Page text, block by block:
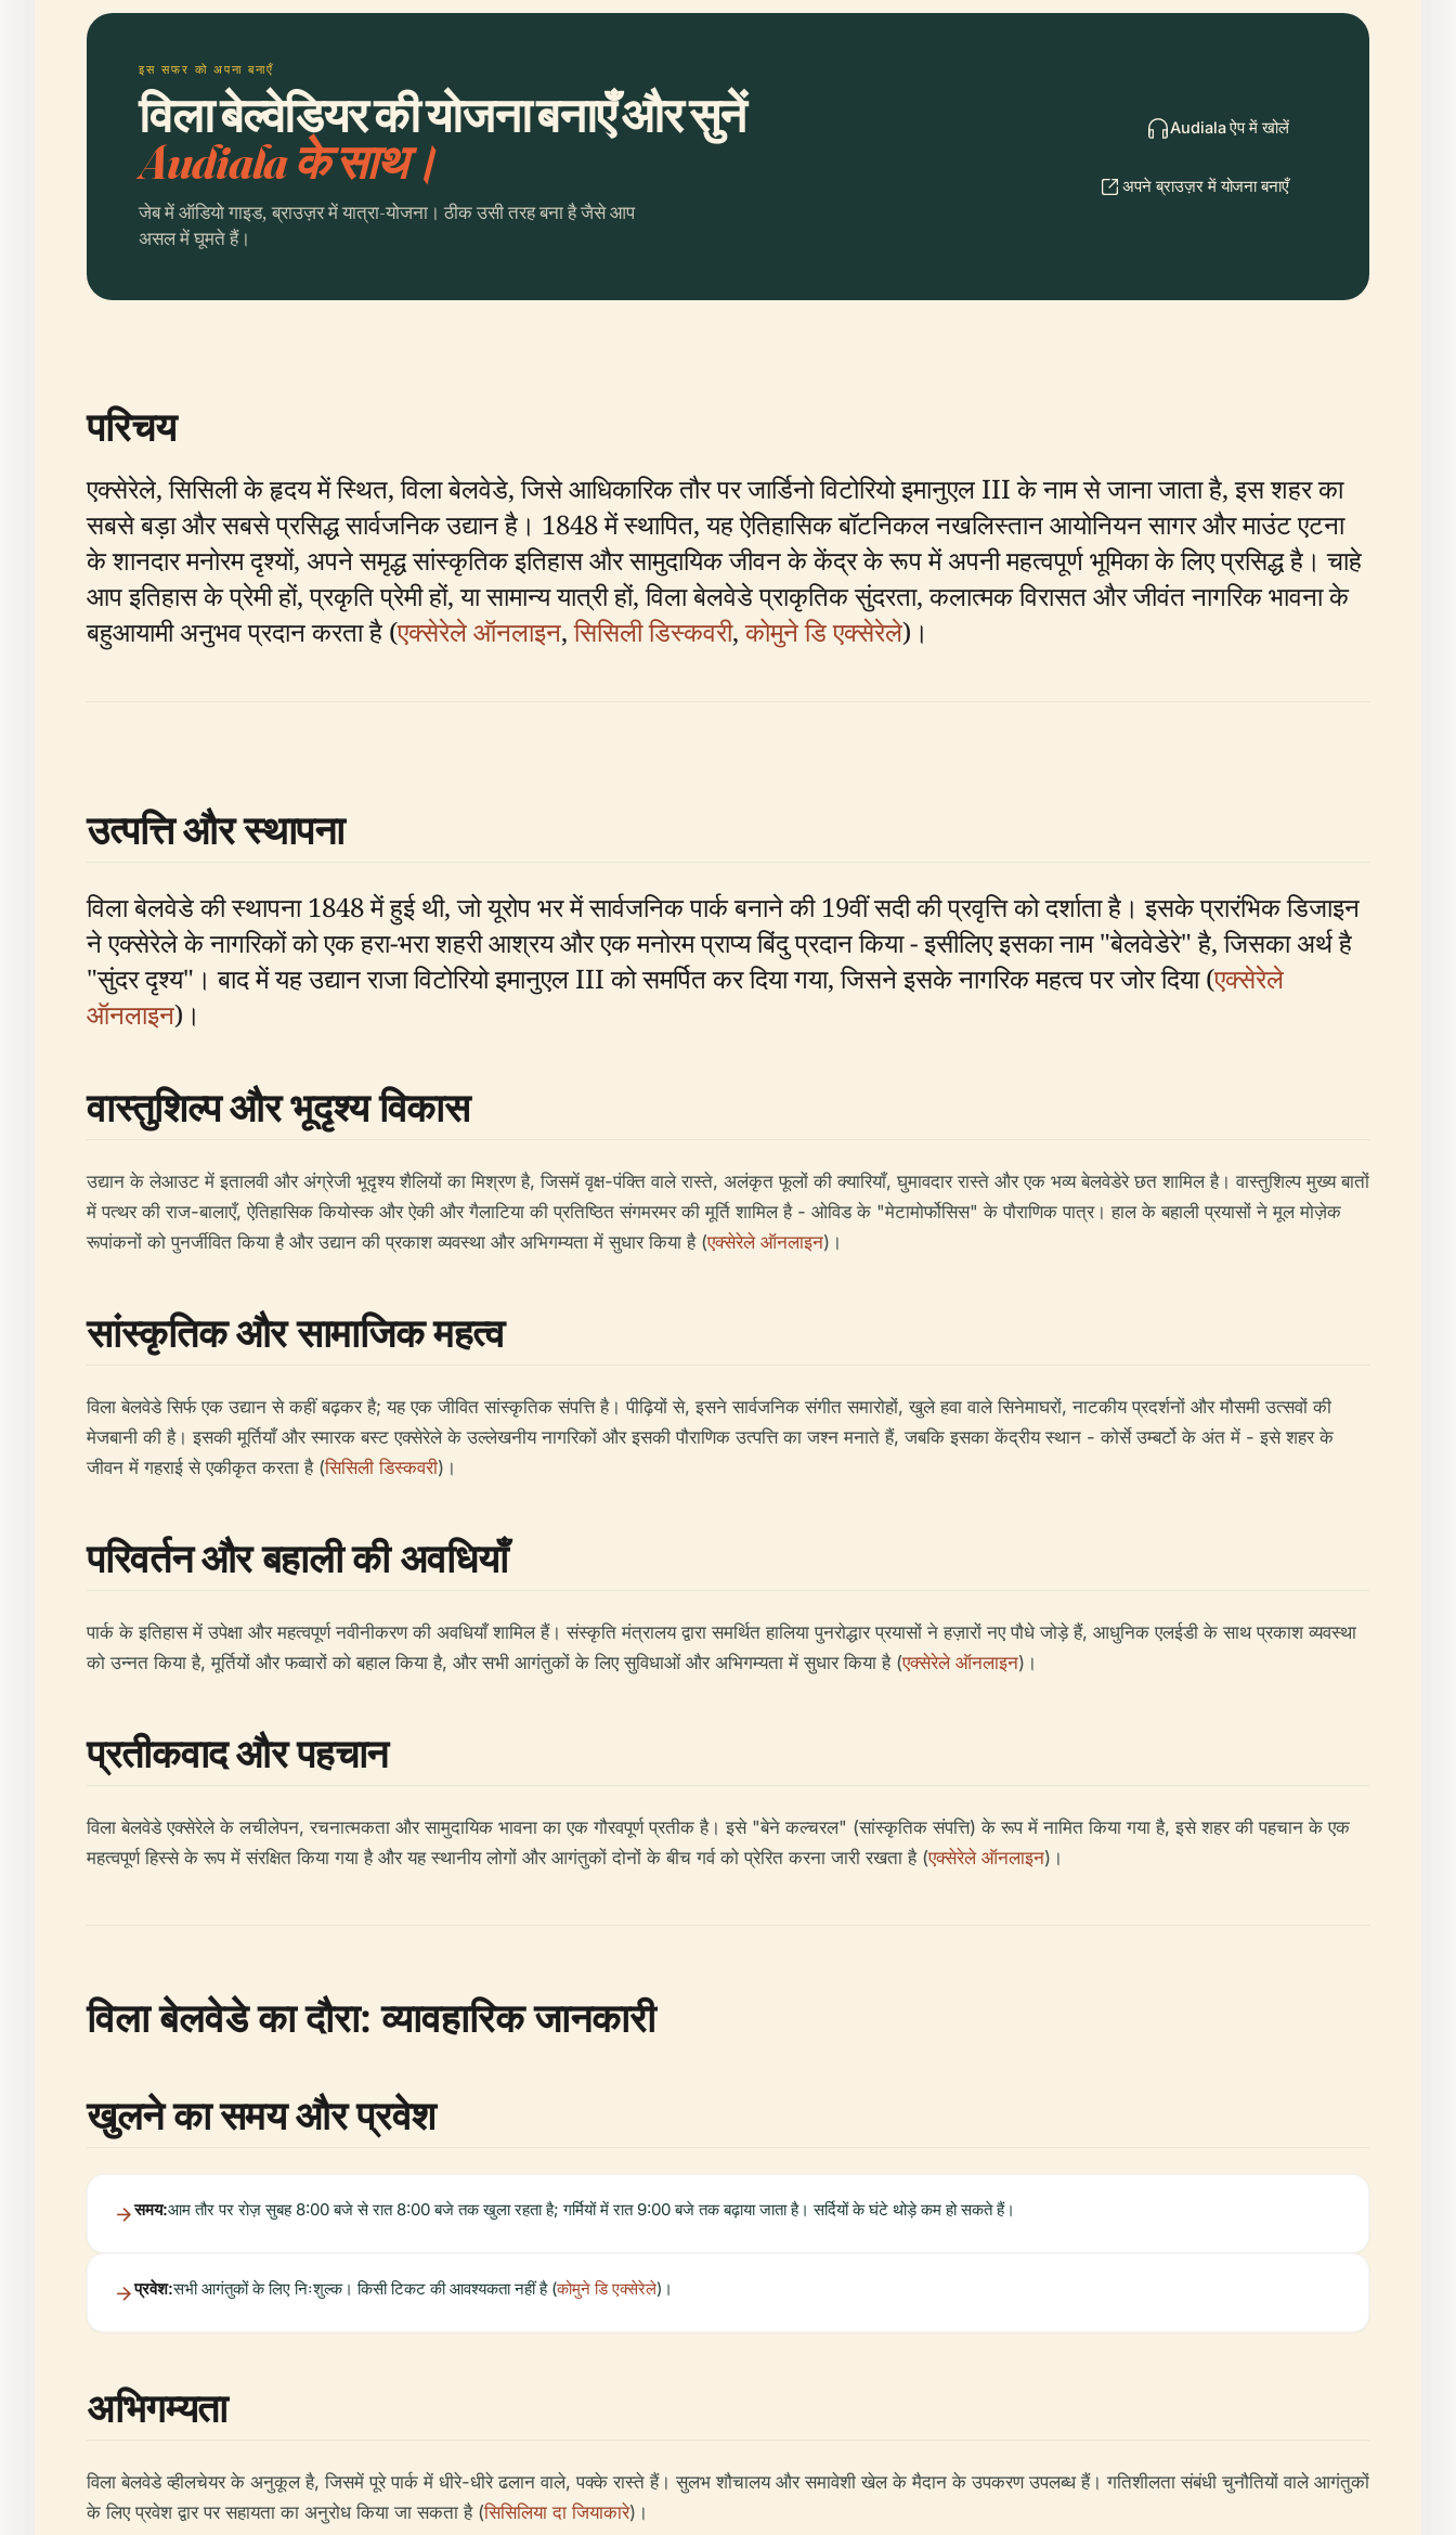
इस सफर को अपना बनाएँ
विला बेल्वेडियर की योजना बनाएँ और सुनें
Audiala के साथ।
जेब में ऑडियो गाइड, ब्राउज़र में यात्रा-योजना। ठीक उसी तरह बना है जैसे आप
असल में घूमते हैं।
Audiala ऐप में खोलें
अपने ब्राउज़र में योजना बनाएँ
परिचय
एक्सेरेले, सिसिली के हृदय में स्थित, विला बेलवेडे, जिसे आधिकारिक तौर पर जार्डिनो विटोरियो इमानुएल III के नाम से जाना जाता है, इस शहर का
सबसे बड़ा और सबसे प्रसिद्ध सार्वजनिक उद्यान है। 1848 में स्थापित, यह ऐतिहासिक बॉटनिकल नखलिस्तान आयोनियन सागर और माउंट एटना
के शानदार मनोरम दृश्यों, अपने समृद्ध सांस्कृतिक इतिहास और सामुदायिक जीवन के केंद्र के रूप में अपनी महत्वपूर्ण भूमिका के लिए प्रसिद्ध है। चाहे
आप इतिहास के प्रेमी हों, प्रकृति प्रेमी हों, या सामान्य यात्री हों, विला बेलवेडे प्राकृतिक सुंदरता, कलात्मक विरासत और जीवंत नागरिक भावना के
बहुआयामी अनुभव प्रदान करता है (एक्सेरेले ऑनलाइन,सिसिली डिस्कवरी,कोमुने डि एक्सेरेले)।
उत्पत्ति और स्थापना
विला बेलवेडे की स्थापना 1848 में हुई थी, जो यूरोप भर में सार्वजनिक पार्क बनाने की 19वीं सदी की प्रवृत्ति को दर्शाता है। इसके प्रारंभिक डिजाइन
ने एक्सेरेले के नागरिकों को एक हरा-भरा शहरी आश्रय और एक मनोरम प्राप्य बिंदु प्रदान किया - इसीलिए इसका नाम "बेलवेडेरे" है, जिसका अर्थ है
"सुंदर दृश्य"। बाद में यह उद्यान राजा विटोरियो इमानुएल III को समर्पित कर दिया गया, जिसने इसके नागरिक महत्व पर जोर दिया (एक्सेरेले
ऑनलाइन)।
वास्तुशिल्प और भूदृश्य विकास
उद्यान के लेआउट में इतालवी और अंग्रेजी भूदृश्य शैलियों का मिश्रण है, जिसमें वृक्ष-पंक्ति वाले रास्ते, अलंकृत फूलों की क्यारियाँ, घुमावदार रास्ते और एक भव्य बेलवेडेरे छत शामिल है। वास्तुशिल्प मुख्य बातों
में पत्थर की राज-बालाएँ, ऐतिहासिक कियोस्क और ऐकी और गैलाटिया की प्रतिष्ठित संगमरमर की मूर्ति शामिल है - ओविड के "मेटामोर्फोसिस" के पौराणिक पात्र। हाल के बहाली प्रयासों ने मूल मोज़ेक
रूपांकनों को पुनर्जीवित किया है और उद्यान की प्रकाश व्यवस्था और अभिगम्यता में सुधार किया है (एक्सेरेले ऑनलाइन)।
सांस्कृतिक और सामाजिक महत्व
विला बेलवेडे सिर्फ एक उद्यान से कहीं बढ़कर है; यह एक जीवित सांस्कृतिक संपत्ति है। पीढ़ियों से, इसने सार्वजनिक संगीत समारोहों, खुले हवा वाले सिनेमाघरों, नाटकीय प्रदर्शनों और मौसमी उत्सवों की
मेजबानी की है। इसकी मूर्तियाँ और स्मारक बस्ट एक्सेरेले के उल्लेखनीय नागरिकों और इसकी पौराणिक उत्पत्ति का जश्न मनाते हैं, जबकि इसका केंद्रीय स्थान - कोर्से उम्बर्टो के अंत में - इसे शहर के
जीवन में गहराई से एकीकृत करता है (सिसिली डिस्कवरी)।
परिवर्तन और बहाली की अवधियाँ
पार्क के इतिहास में उपेक्षा और महत्वपूर्ण नवीनीकरण की अवधियाँ शामिल हैं। संस्कृति मंत्रालय द्वारा समर्थित हालिया पुनरोद्धार प्रयासों ने हज़ारों नए पौधे जोड़े हैं, आधुनिक एलईडी के साथ प्रकाश व्यवस्था
को उन्नत किया है, मूर्तियों और फव्वारों को बहाल किया है, और सभी आगंतुकों के लिए सुविधाओं और अभिगम्यता में सुधार किया है (एक्सेरेले ऑनलाइन)।
प्रतीकवाद और पहचान
विला बेलवेडे एक्सेरेले के लचीलेपन, रचनात्मकता और सामुदायिक भावना का एक गौरवपूर्ण प्रतीक है। इसे "बेने कल्चरल" (सांस्कृतिक संपत्ति) के रूप में नामित किया गया है, इसे शहर की पहचान के एक
महत्वपूर्ण हिस्से के रूप में संरक्षित किया गया है और यह स्थानीय लोगों और आगंतुकों दोनों के बीच गर्व को प्रेरित करना जारी रखता है (एक्सेरेले ऑनलाइन)।
विला बेलवेडे का दौरा: व्यावहारिक जानकारी
खुलने का समय और प्रवेश
समय:आम तौर पर रोज़ सुबह 8:00 बजे से रात 8:00 बजे तक खुला रहता है; गर्मियों में रात 9:00 बजे तक बढ़ाया जाता है। सर्दियों के घंटे थोड़े कम हो सकते हैं।
प्रवेश:सभी आगंतुकों के लिए निःशुल्क। किसी टिकट की आवश्यकता नहीं है (कोमुने डि एक्सेरेले)।
अभिगम्यता
विला बेलवेडे व्हीलचेयर के अनुकूल है, जिसमें पूरे पार्क में धीरे-धीरे ढलान वाले, पक्के रास्ते हैं। सुलभ शौचालय और समावेशी खेल के मैदान के उपकरण उपलब्ध हैं। गतिशीलता संबंधी चुनौतियों वाले आगंतुकों
के लिए प्रवेश द्वार पर सहायता का अनुरोध किया जा सकता है (सिसिलिया दा जियाकारे)।